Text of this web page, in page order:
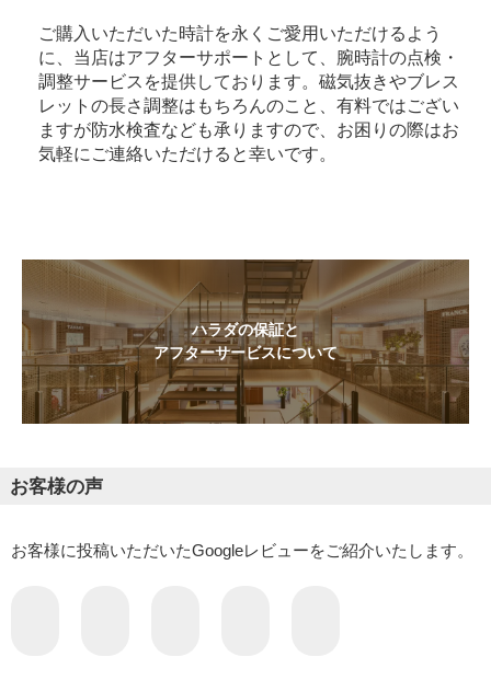
ご購入いただいた時計を永くご愛用いただけるよう
に、当店はアフターサポートとして、腕時計の点検・
調整サービスを提供しております。磁気抜きやブレス
レットの長さ調整はもちろんのこと、有料ではござい
ますが防水検査なども承りますので、お困りの際はお
気軽にご連絡いただけると幸いです。
ハラダの保証と
アフターサービスについて
お客様の声
お客様に投稿いただいたGoogleレビューをご紹介いたします。